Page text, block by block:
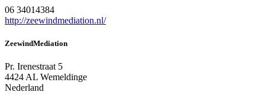
06 34014384
http://zeewindmediation.nl/
ZeewindMediation
Pr. Irenestraat 5
4424 AL Wemeldinge
Nederland